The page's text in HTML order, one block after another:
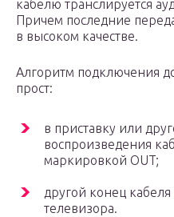
кабелю транслируется
Причем последние
в высоком качестве.
Алгоритм подключения
прост:
в приставку или
воспроизведения
маркировкой OUT;
другой конец кабеля
телевизора.